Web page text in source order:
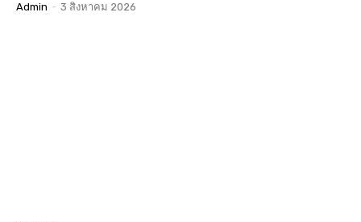
Admin - 3 สิงหาคม 2026